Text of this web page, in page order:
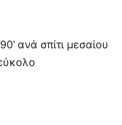
ανά σπίτι μεσαίου